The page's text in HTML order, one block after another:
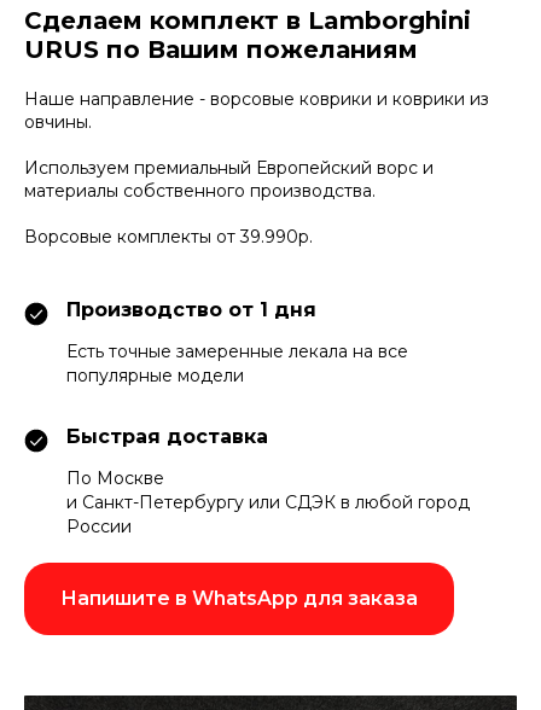
Сделаем комплект в Lamborghini
URUS по Вашим пожеланиям
Наше направление - ворсовые коврики и коврики из
овчины.
Используем премиальный Европейский ворс и
материалы собственного производства.
Ворсовые комплекты от 39.990р.
Производство от 1 дня
Есть точные замеренные лекала на все
популярные модели
Быстрая доставка
По Москве
и Санкт-Петербургу или СДЭК в любой город
России
Напишите в WhatsApp для заказа